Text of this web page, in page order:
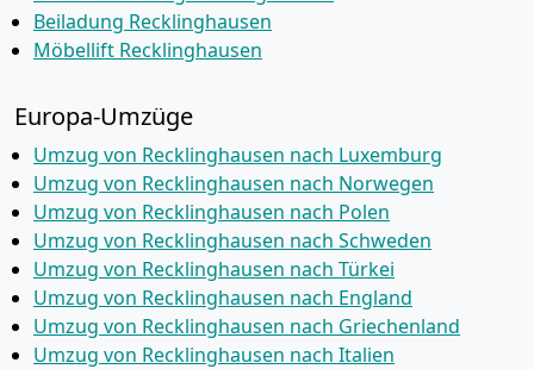
Beiladung Recklinghausen
Möbellift Recklinghausen
Europa-Umzüge
Umzug von Recklinghausen nach Luxemburg
Umzug von Recklinghausen nach Norwegen
Umzug von Recklinghausen nach Polen
Umzug von Recklinghausen nach Schweden
Umzug von Recklinghausen nach Türkei
Umzug von Recklinghausen nach England
Umzug von Recklinghausen nach Griechenland
Umzug von Recklinghausen nach Italien